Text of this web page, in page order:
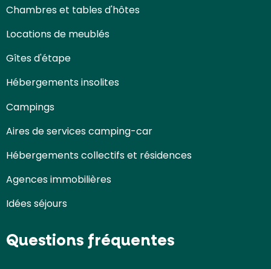
Chambres et tables d'hôtes
Locations de meublés
Gîtes d'étape
Hébergements insolites
Campings
Aires de services camping-car
Hébergements collectifs et résidences
Agences immobilières
Idées séjours
Questions fréquentes